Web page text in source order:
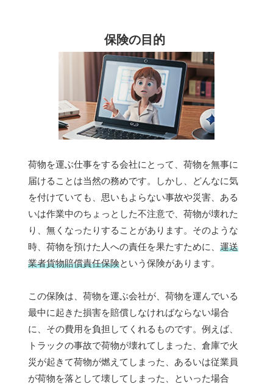
保険の目的
荷物を運ぶ仕事をする会社にとって、荷物を無事に
届けることは当然の務めです。しかし、どんなに気
を付けていても、思いもよらない事故や災害、ある
いは作業中のちょっとした不注意で、荷物が壊れた
り、無くなったりすることがあります。そのような
時、荷物を預けた人への責任を果たすために、 運送
業者貨物賠償責任保険という保険があります。
この保険は、荷物を運ぶ会社が、荷物を運んでいる
最中に起きた損害を賠償しなければならない場合
に、その費用を負担してくれるものです。例えば、
トラックの事故で荷物が壊れてしまった、倉庫で火
災が起きて荷物が燃えてしまった、あるいは従業員
が荷物を落として壊してしまった、といった場合